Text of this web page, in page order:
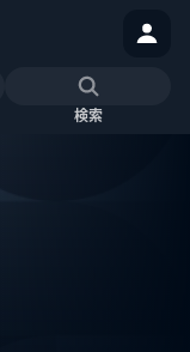
検索